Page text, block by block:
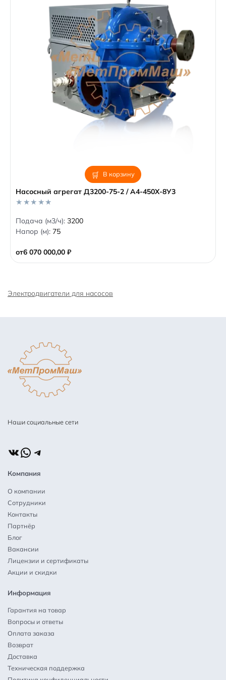
В корзину
Насосный агрегат Д3200-75-2 / А4-450Х-8У3
от6 070 000,00 ₽
0
o
u
f
5
Подача (м3/ч): 3200
Напор (м): 75
Электродвигатели для насосов
Наши социальные сети
ВКонтакте
WhatsApp
Telegram
Компания
О компании
Сотрудники
Контакты
Партнёр
Блог
Вакансии
Лицензии и сертификаты
Акции и скидки
Информация
Гарантия на товар
Вопросы и ответы
Оплата заказа
Возврат
Доставка
Техническая поддержка